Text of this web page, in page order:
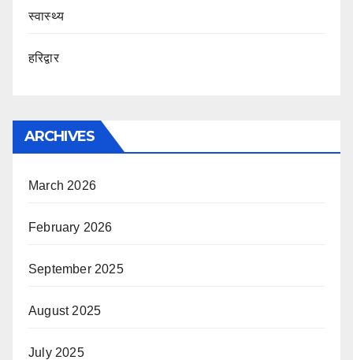
स्वास्थ्य
हरिद्वार
ARCHIVES
March 2026
February 2026
September 2025
August 2025
July 2025